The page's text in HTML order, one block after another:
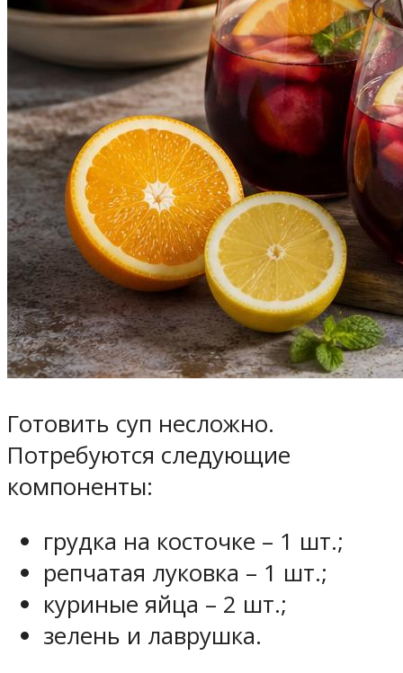
Готовить суп несложно.
Потребуются следующие
компоненты:
грудка на косточке – 1 шт.;
репчатая луковка – 1 шт.;
куриные яйца – 2 шт.;
зелень и лаврушка.